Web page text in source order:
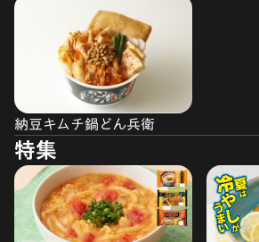
納豆キムチ鍋どん兵衛
特集